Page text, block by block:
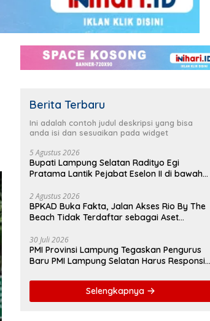
Berita Terbaru
Ini adalah contoh judul deskripsi yang bisa
anda isi dan sesuaikan pada widget
5 Agustus 2026
Bupati Lampung Selatan Radityo Egi
Pratama Lantik Pejabat Eselon II di bawah
2 Agustus 2026
BPKAD Buka Fakta, Jalan Akses Rio By The
Beach Tidak Terdaftar sebagai Aset
30 Juli 2026
PMI Provinsi Lampung Tegaskan Pengurus
Baru PMI Lampung Selatan Harus Responsif
Selengkapnya